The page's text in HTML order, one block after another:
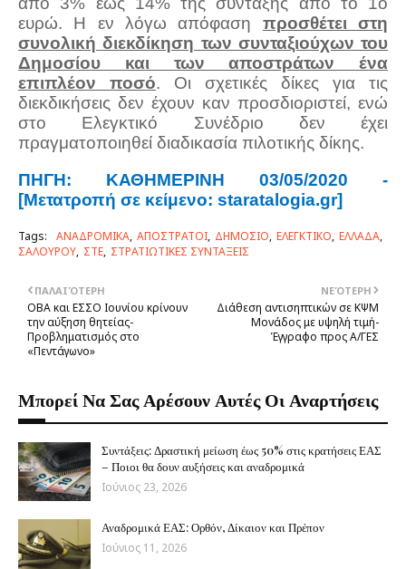
ευρώ. Η εν λόγω απόφαση προσθέτει στη
συνολική διεκδίκηση των συνταξιούχων του
Δημοσίου και των αποστράτων ένα
επιπλέον ποσό. Οι σχετικές δίκες για τις
διεκδικήσεις δεν έχουν καν προσδιοριστεί, ενώ
στο Ελεγκτικό Συνέδριο δεν έχει
πραγματοποιηθεί διαδικασία πιλοτικής δίκης.
ΠΗΓΗ: ΚΑΘΗΜΕΡΙΝΗ 03/05/2020 -
[Μετατροπή σε κείμενο: staratalogia.gr]
Tags: ΑΝΑΔΡΟΜΙΚΑ ΑΠΟΣΤΡΑΤΟΙ ΔΗΜΟΣΙΟ ΕΛΕΓΚΤΙΚΟ ΕΛΛΑΔΑ
ΣΑΛΟΥΡΟΥ ΣΤΕ ΣΤΡΑΤΙΩΤΙΚΕΣ ΣΥΝΤΑΞΕΙΣ
ΝΕΌΤΕΡΗ
Διάθεση αντισηπτικών σε ΚΨΜ
Μονάδος με υψηλή τιμή-
Έγγραφο προς Α/ΓΕΣ
ΠΑΛΑΙΌΤΕΡΗ
ΟΒΑ και ΕΣΣΟ Ιουνίου κρίνουν
την αύξηση θητείας-
Προβληματισμός στο
«Πεντάγωνο»
Μπορεί Να Σας Αρέσουν Αυτές Οι Αναρτήσεις
Συντάξεις: Δραστική μείωση έως 50% στις κρατήσεις ΕΑΣ
– Ποιοι θα δουν αυξήσεις και αναδρομικά
Ιούνιος 23, 2026
Αναδρομικά ΕΑΣ: Ορθόν, Δίκαιον και Πρέπον
Ιούνιος 11, 2026